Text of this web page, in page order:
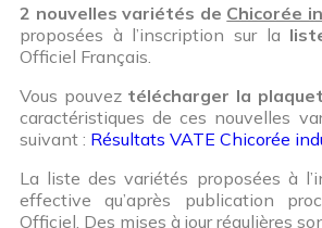
2 nouvelles variétés de Chicorée
proposées à l’inscription sur la
Officiel Français.
Vous pouvez télécharger la
caractéristiques de ces nouvelles
suivant : Résultats VATE Chicorée
La liste des variétés proposées à
effective qu’après publication
Officiel. Des mises à jour régulières